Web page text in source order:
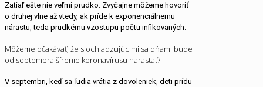
Zatiaľ ešte nie veľmi prudko. Zvyčajne môžeme hovoriť
o druhej vlne až vtedy, ak príde k exponenciálnemu
nárastu, teda prudkému vzostupu počtu infikovaných.
Môžeme očakávať, že s ochladzujúcimi sa dňami bude
od septembra šírenie koronavírusu narastať?
V septembri, keď sa ľudia vrátia z dovoleniek, deti prídu